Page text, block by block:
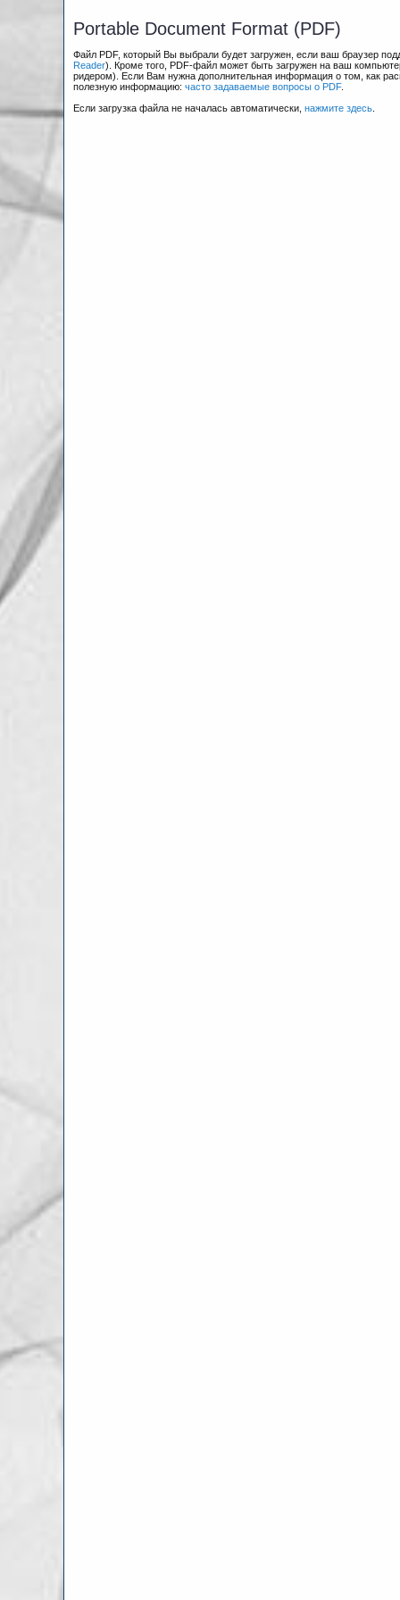
Portable Document Format (PDF)
Файл PDF, который Вы выбрали будет загружен, если ваш браузер
Reader). Кроме того, PDF-файл может быть загружен на ваш
ридером). Если Вам нужна дополнительная информация о том, как
полезную информацию:часто задаваемые вопросы о PDF.
Если загрузка файла не началась автоматически,нажмите здесь